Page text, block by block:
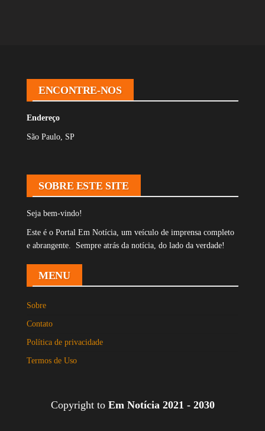
ENCONTRE-NOS
Endereço
São Paulo, SP
SOBRE ESTE SITE
Seja bem-vindo!
Este é o Portal Em Notícia, um veículo de imprensa completo
e abrangente. Sempre atrás da notícia, do lado da verdade!
MENU
Sobre
Contato
Política de privacidade
Termos de Uso
Copyright to Em Notícia 2021 - 2030